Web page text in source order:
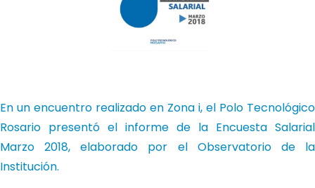
En un encuentro realizado en Zona i, el Polo Tecnológico
Rosario presentó el informe de la Encuesta Salarial
Marzo 2018, elaborado por el Observatorio de la
Institución.